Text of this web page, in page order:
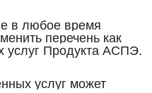
в любое время
перечень как
услуг Продукта АСПЭ.
услуг может